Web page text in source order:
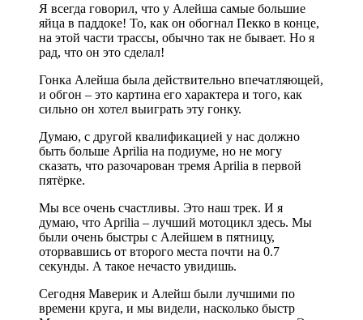
Я всегда говорил, что у Алейша самые большие
яйца в паддоке! То, как он обогнал Пекко в конце,
на этой части трассы, обычно так не бывает. Но я
рад, что он это сделал!
Гонка Алейша была действительно впечатляющей,
и обгон – это картина его характера и того, как
сильно он хотел выиграть эту гонку.
Думаю, с другой квалификацией у нас должно
быть больше Aprilia на подиуме, но не могу
сказать, что разочарован тремя Aprilia в первой
пятёрке.
Мы все очень счастливы. Это наш трек. И я
думаю, что Aprilia – лучший мотоцикл здесь. Мы
были очень быстры с Алейшем в пятницу,
оторвавшись от второго места почти на 0.7
секунды. А такое нечасто увидишь.
Сегодня Маверик и Алейш были лучшими по
времени круга, и мы видели, насколько быстр